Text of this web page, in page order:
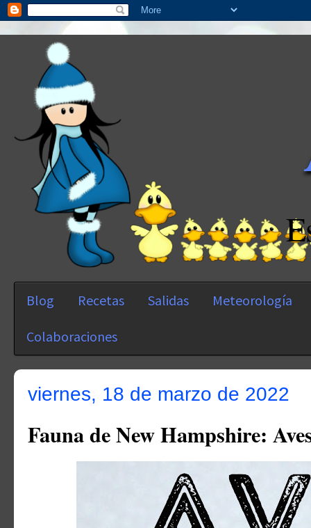
Blog Recetas Salidas Meteorología
Colaboraciones
viernes, 18 de marzo de 2022
Fauna de New Hampshire: